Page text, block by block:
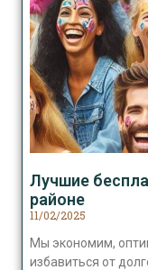
Лучшие
районе
11/02/2025
Мы экономим,
избавиться от